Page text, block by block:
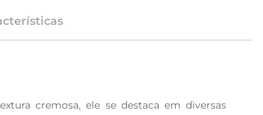
cremosa, ele se destaca em diversas